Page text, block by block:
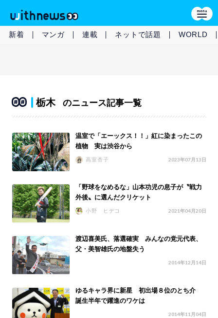
新着 マンガ 連載 ネットで話題 WORLD
栃木 のニュース記事一覧
温室で「エーックス！！」紅に染まったこの
植物 実は渋谷から
高室杏子 2023年07月13日
「野球をなめるな」山本功児の息子が〝戦力
外後〟に選んだクリケット
小野 ヒデコ 2021年04月20日
渡辺喜美氏、落選確実 みんなの党元代表、
父・美智雄氏の地盤失う
2014年12月14日
ゆるキャラ界に新星 初出場８位のとち介
誕生半年で躍進のワケは
2014年11月04日